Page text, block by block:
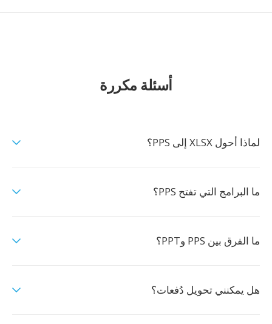
أسئلة مكررة
لماذا أحول XLSX إلى PPS؟
ما البرامج التي تفتح PPS؟
ما الفرق بين PPS وPPT؟
هل يمكنني تحويل دُفعات؟